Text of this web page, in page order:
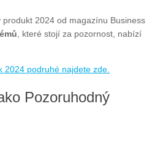
2024 od magazínu Business
, které stojí za pozornost, nabízí
2024 podruhé najdete zde.
Pozoruhodný